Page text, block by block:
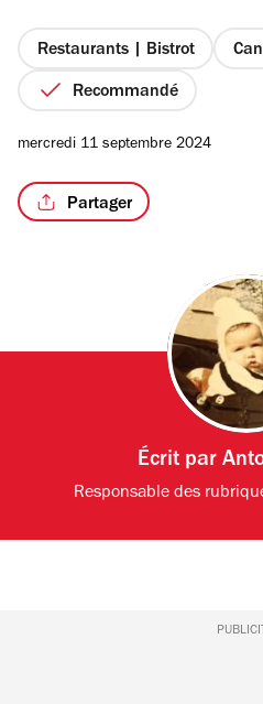
Restaurants | Bistrot
Recommandé
mercredi 11 septembre 2024
Partager
Écrit par
Responsable des